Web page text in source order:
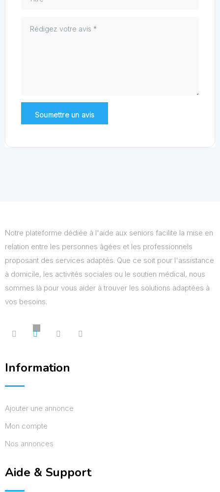
Notre plateforme dédiée à l'aide aux seniors facilite la mise en
relation entre les personnes âgées et les professionnels
proposant des services adaptés. Que ce soit pour l'assistance
à domicile, les activités sociales ou le soutien médical, nous
sommes là pour vous aider à trouver les solutions adaptées à
vos besoins.
Information
Ajouter une annonce
Mon compte
Nos annonces
Aide & Support